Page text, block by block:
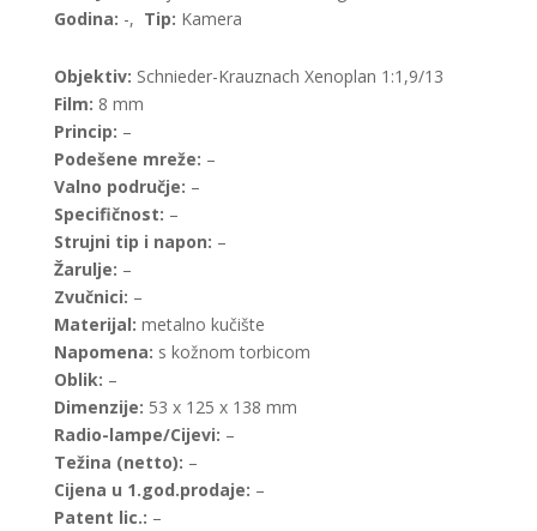
Godina: -, Tip: Kamera
Objektiv: Schnieder-Krauznach Xenoplan 1:1,9/13
Film: 8 mm
Princip: –
Podešene mreže: –
Valno područje: –
Specifičnost: –
Strujni tip i napon: –
Žarulje: –
Zvučnici: –
Materijal: metalno kučište
Napomena: s kožnom torbicom
Oblik: –
Dimenzije: 53 x 125 x 138 mm
Radio-lampe/Cijevi: –
Težina (netto): –
Cijena u 1.god.prodaje: –
Patent lic.: –